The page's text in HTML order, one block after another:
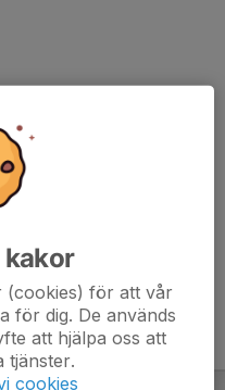
kakor
(cookies) för att vår
för dig. De används
att hjälpa oss att
tjänster.
cookies